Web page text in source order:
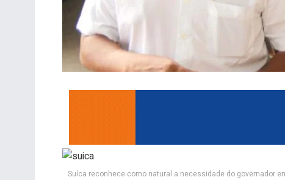
Suíca reconhece como natural a necessidade do governador